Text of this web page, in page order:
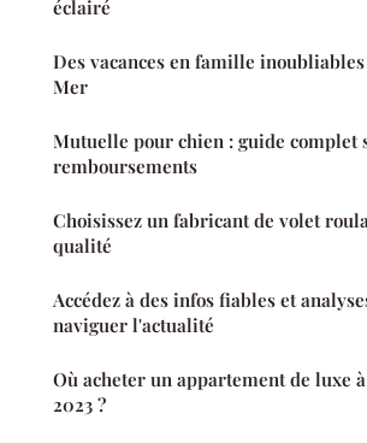
éclairé
Des vacances en famille
Mer
Mutuelle pour chien : guide complet
remboursements
Choisissez un fabricant de volet
qualité
Accédez à des infos fiables et
naviguer l'actualité
Où acheter un appartement de luxe
2023 ?